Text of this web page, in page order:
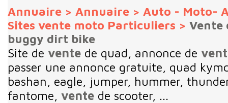
Annuaire > Annuaire > Auto - Moto-
Sites vente moto Particuliers > Vente
buggy dirt bike
Site de vente de quad, annonce de
passer une annonce gratuite, quad
bashan, eagle, jumper, hummer,
fantome, vente de scooter, ...